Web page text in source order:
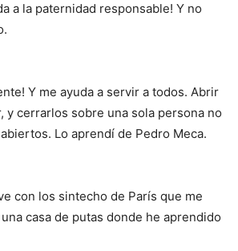
a la paternidad responsable! Y no
Y me ayuda a servir a todos. Abrir
y cerrarlos sobre una sola persona no
Lo aprendí de Pedro Meca.
con los sintecho de París que me
casa de putas donde he aprendido